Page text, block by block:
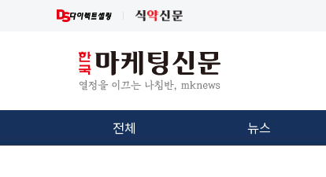
전체 뉴스